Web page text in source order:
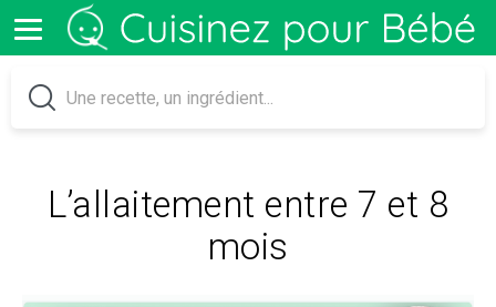
L’allaitement entre 7 et 8
mois